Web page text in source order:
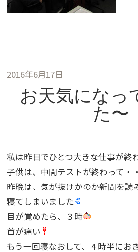
2016年6月17日
お天気になっ
た〜
私は昨日でひとつ大きな仕事が終わ
子供は、中間テストが終わって・
昨晩は、気が抜けかのか新聞を読
寝てしまいました
目が覚めたら、３時
首が痛い
もう一回寝なおして、４時半にお